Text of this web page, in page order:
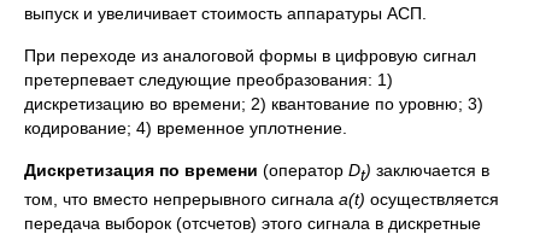
выпуск и увеличивает стоимость аппаратуры АСП.
При переходе из аналоговой формы в цифровую сигнал
претерпевает следующие преобразования: 1)
дискретизацию во времени; 2) квантование по уровню; 3)
кодирование; 4) временное уплотнение.
Дискретизация по времени (оператор Dt) заключается в
том, что вместо непрерывного сигнала а(t) осуществляется
передача выборок (отсчетов) этого сигнала в дискретные